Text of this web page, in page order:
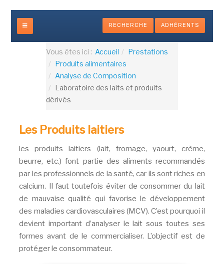
RECHERCHE ADHÉRENTS
Vous êtes ici : Accueil
Prestations
Produits alimentaires
Analyse de Composition
Laboratoire des laits et produits
dérivés
Les Produits laitiers
les produits laitiers (lait, fromage, yaourt, crème,
beurre, etc.) font partie des aliments recommandés
par les professionnels de la santé, car ils sont riches en
calcium. Il faut toutefois éviter de consommer du lait
de mauvaise qualité qui favorise le développement
des maladies cardiovasculaires (MCV). C’est pourquoi il
devient important d’analyser le lait sous toutes ses
formes avant de le commercialiser. L’objectif est de
protéger le consommateur.